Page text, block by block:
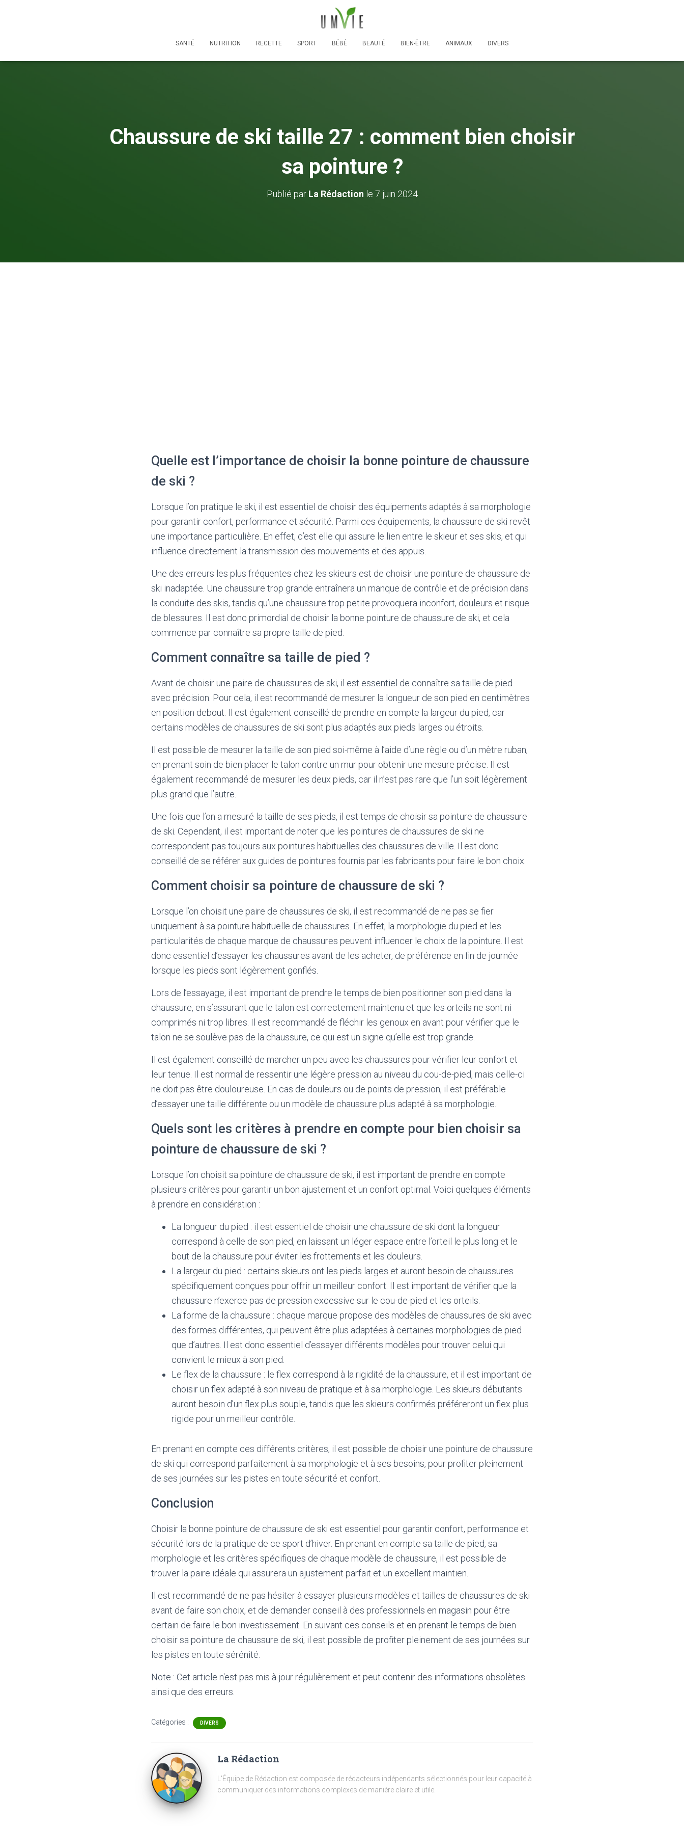
SANTÉ NUTRITION RECETTE SPORT BÉBÉ BEAUTÉ BIEN-ÊTRE ANIMAUX DIVERS
Chaussure de ski taille 27 : comment bien choisir
sa pointure ?
Publié par La Rédaction le 7 juin 2024
Quelle est l’importance de choisir la bonne pointure de chaussure
de ski ?
Lorsque l’on pratique le ski, il est essentiel de choisir des équipements adaptés à sa morphologie
pour garantir confort, performance et sécurité. Parmi ces équipements, la chaussure de ski revêt
une importance particulière. En effet, c’est elle qui assure le lien entre le skieur et ses skis, et qui
influence directement la transmission des mouvements et des appuis.
Une des erreurs les plus fréquentes chez les skieurs est de choisir une pointure de chaussure de
ski inadaptée. Une chaussure trop grande entraînera un manque de contrôle et de précision dans
la conduite des skis, tandis qu’une chaussure trop petite provoquera inconfort, douleurs et risque
de blessures. Il est donc primordial de choisir la bonne pointure de chaussure de ski, et cela
commence par connaître sa propre taille de pied.
Comment connaître sa taille de pied ?
Avant de choisir une paire de chaussures de ski, il est essentiel de connaître sa taille de pied
avec précision. Pour cela, il est recommandé de mesurer la longueur de son pied en centimètres
en position debout. Il est également conseillé de prendre en compte la largeur du pied, car
certains modèles de chaussures de ski sont plus adaptés aux pieds larges ou étroits.
Il est possible de mesurer la taille de son pied soi-même à l’aide d’une règle ou d’un mètre ruban,
en prenant soin de bien placer le talon contre un mur pour obtenir une mesure précise. Il est
également recommandé de mesurer les deux pieds, car il n’est pas rare que l’un soit légèrement
plus grand que l’autre.
Une fois que l’on a mesuré la taille de ses pieds, il est temps de choisir sa pointure de chaussure
de ski. Cependant, il est important de noter que les pointures de chaussures de ski ne
correspondent pas toujours aux pointures habituelles des chaussures de ville. Il est donc
conseillé de se référer aux guides de pointures fournis par les fabricants pour faire le bon choix.
Comment choisir sa pointure de chaussure de ski ?
Lorsque l’on choisit une paire de chaussures de ski, il est recommandé de ne pas se fier
uniquement à sa pointure habituelle de chaussures. En effet, la morphologie du pied et les
particularités de chaque marque de chaussures peuvent influencer le choix de la pointure. Il est
donc essentiel d’essayer les chaussures avant de les acheter, de préférence en fin de journée
lorsque les pieds sont légèrement gonflés.
Lors de l’essayage, il est important de prendre le temps de bien positionner son pied dans la
chaussure, en s’assurant que le talon est correctement maintenu et que les orteils ne sont ni
comprimés ni trop libres. Il est recommandé de fléchir les genoux en avant pour vérifier que le
talon ne se soulève pas de la chaussure, ce qui est un signe qu’elle est trop grande.
Il est également conseillé de marcher un peu avec les chaussures pour vérifier leur confort et
leur tenue. Il est normal de ressentir une légère pression au niveau du cou-de-pied, mais celle-ci
ne doit pas être douloureuse. En cas de douleurs ou de points de pression, il est préférable
d’essayer une taille différente ou un modèle de chaussure plus adapté à sa morphologie.
Quels sont les critères à prendre en compte pour bien choisir sa
pointure de chaussure de ski ?
Lorsque l’on choisit sa pointure de chaussure de ski, il est important de prendre en compte
plusieurs critères pour garantir un bon ajustement et un confort optimal. Voici quelques éléments
à prendre en considération :
La longueur du pied : il est essentiel de choisir une chaussure de ski dont la longueur
correspond à celle de son pied, en laissant un léger espace entre l’orteil le plus long et le
bout de la chaussure pour éviter les frottements et les douleurs.
La largeur du pied : certains skieurs ont les pieds larges et auront besoin de chaussures
spécifiquement conçues pour offrir un meilleur confort. Il est important de vérifier que la
chaussure n’exerce pas de pression excessive sur le cou-de-pied et les orteils.
La forme de la chaussure : chaque marque propose des modèles de chaussures de ski avec
des formes différentes, qui peuvent être plus adaptées à certaines morphologies de pied
que d’autres. Il est donc essentiel d’essayer différents modèles pour trouver celui qui
convient le mieux à son pied.
Le flex de la chaussure : le flex correspond à la rigidité de la chaussure, et il est important de
choisir un flex adapté à son niveau de pratique et à sa morphologie. Les skieurs débutants
auront besoin d’un flex plus souple, tandis que les skieurs confirmés préféreront un flex plus
rigide pour un meilleur contrôle.
En prenant en compte ces différents critères, il est possible de choisir une pointure de chaussure
de ski qui correspond parfaitement à sa morphologie et à ses besoins, pour profiter pleinement
de ses journées sur les pistes en toute sécurité et confort.
Conclusion
Choisir la bonne pointure de chaussure de ski est essentiel pour garantir confort, performance et
sécurité lors de la pratique de ce sport d’hiver. En prenant en compte sa taille de pied, sa
morphologie et les critères spécifiques de chaque modèle de chaussure, il est possible de
trouver la paire idéale qui assurera un ajustement parfait et un excellent maintien.
Il est recommandé de ne pas hésiter à essayer plusieurs modèles et tailles de chaussures de ski
avant de faire son choix, et de demander conseil à des professionnels en magasin pour être
certain de faire le bon investissement. En suivant ces conseils et en prenant le temps de bien
choisir sa pointure de chaussure de ski, il est possible de profiter pleinement de ses journées sur
les pistes en toute sérénité.
Note : Cet article n'est pas mis à jour régulièrement et peut contenir des informations obsolètes
ainsi que des erreurs.
Catégories : DIVERS
La Rédaction
L'Équipe de Rédaction est composée de rédacteurs indépendants sélectionnés pour leur capacité à
communiquer des informations complexes de manière claire et utile.